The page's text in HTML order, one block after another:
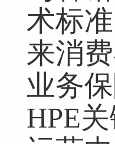
术标
来消
业务
HPE